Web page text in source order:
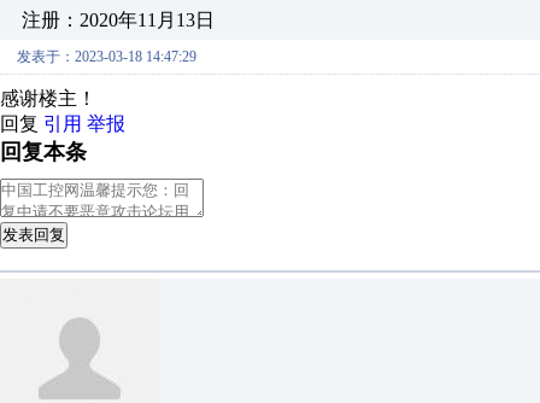
注册：2020年11月13日
发表于：2023-03-18 14:47:29
感谢楼主！
回复 引用 举报
回复本条
发表回复